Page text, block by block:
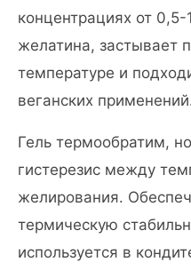
концентрациях от 0,5-
желатина, застывает
температуре и
веганских
Гель термообратим,
гистерезис между
желирования.
термическую
используется в